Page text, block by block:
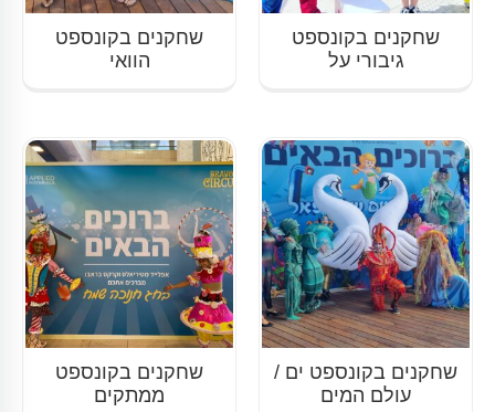
שחקנים בקונספט
גיבורי על
שחקנים בקונספט
הוואי
שחקנים בקונספט ים /
עולם המים
שחקנים בקונספט
ממתקים